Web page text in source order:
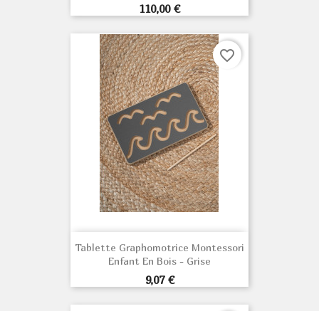
Prix
110,00 €
Tablette Graphomotrice Montessori
Enfant En Bois - Grise
Prix
9,07 €
favorite_border